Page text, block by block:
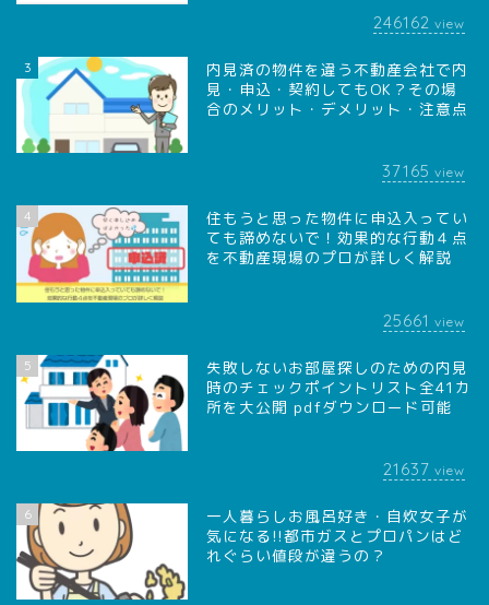
246162 view
3
内見済の物件を違う不動産会社で内
見・申込・契約してもOK？その場
合のメリット・デメリット・注意点
37165 view
4
住もうと思った物件に申込入ってい
ても諦めないで！効果的な行動４点
を不動産現場のプロが詳しく解説
25661 view
5
失敗しないお部屋探しのための内見
時のチェックポイントリスト全41カ
所を大公開 pdfダウンロード可能
21637 view
6
一人暮らしお風呂好き・自炊女子が
気になる!!都市ガスとプロパンはど
れぐらい値段が違うの？